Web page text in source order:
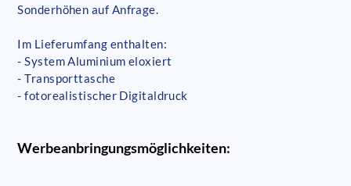
Sonderhöhen auf Anfrage.
Im Lieferumfang enthalten:
- System Aluminium eloxiert
- Transporttasche
- fotorealistischer Digitaldruck
Werbeanbringungsmöglichkeiten: